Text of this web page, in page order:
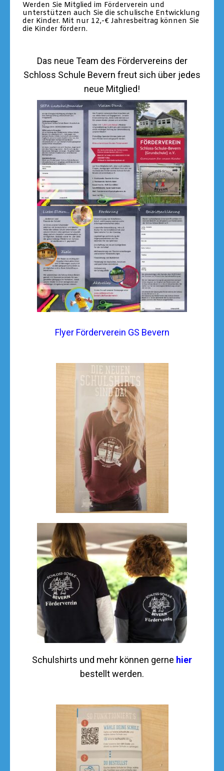
Werden Sie Mitglied im Förderverein und
unterstützen auch Sie die schulische Entwicklung
der Kinder. Mit nur 12,-€ Jahresbeitrag können Sie
die Kinder fördern.
Das neue Team des Fördervereins der
Schloss Schule Bevern freut sich über jedes
neue Mitglied!
Flyer Förderverein GS Bevern
Schulshirts und mehr können gerne hier
bestellt werden.